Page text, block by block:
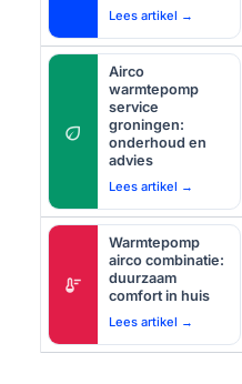
Lees artikel →
eco
Airco
warmtepomp
service
groningen:
onderhoud en
advies
Lees artikel →
thermostat
Warmtepomp
airco combinatie:
duurzaam
comfort in huis
Lees artikel →